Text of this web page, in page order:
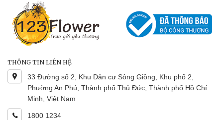
THÔNG TIN LIÊN HỆ
33 Đường số 2, Khu Dân cư Sông Giồng, Khu phố 2,
Phường An Phú, Thành phố Thủ Đức, Thành phố Hồ Chí
Minh, Việt Nam
1800 1234